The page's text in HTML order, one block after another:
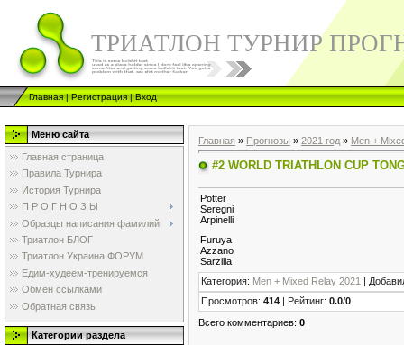
ТРИАТЛОН ТУРНИР
Главная|Регистрация|Вход
Меню сайта
Главная страница
Правила Турнира
История Турнира
П Р О Г Н О З Ы
Образцы написания фамилий
Триатлон БЛОГ
Триатлон Украина ФОРУМ
Едим-худеем-тренируемся
Обмен ссылками
Обратная связь
Категории раздела
Главная » Прогнозы » 2021 год » Men +
#2 WORLD TRIATHLON CUP
Potter
Seregni
Arpinelli
Furuya
Azzano
Sarzilla
Категория: Men + Mixed Relay 2021 |
Просмотров: 414 | Рейтинг: 0.0/0
Всего комментариев: 0